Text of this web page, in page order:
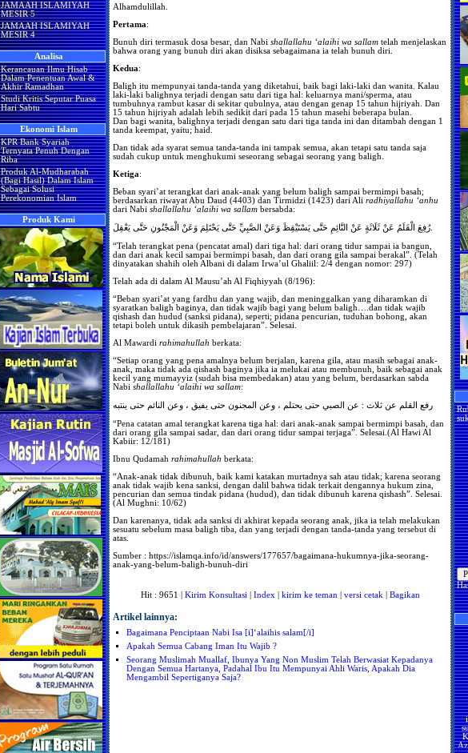
JAMAAH ISLAMIYAH
MESIR 5
JAMAAH ISLAMIYAH
MESIR 4
Analisa
Kerancauan Ilmu Hisab
Dalam Penentuan Awal &
Akhir Ramadhan
Studi Kritis Seputar Puasa
Hari Sabtu
Ekonomi Islam
KPR Bank Syariah
Ternyata Penuh Dengan
Riba
Produk Al-Mudharabah
(Bagi Hasil) Dalam Islam
Sebagai Solusi
Perekonomian Islam
Produk Kami
Alhamdulillah.
Pertama:
Bunuh diri termasuk dosa besar, dan Nabi shallallahu ‘alaihi wa sallam telah menjelaskan
bahwa orang yang bunuh diri akan disiksa sebagaimana ia telah bunuh diri.
Kedua:
Baligh itu mempunyai tanda-tanda yang diketahui, baik bagi laki-laki dan wanita. Kalau
laki-laki balighnya terjadi dengan satu dari tiga hal: keluarnya mani/sperma, atau
tumbuhnya rambut kasar di sekitar qubulnya, atau dengan genap 15 tahun hijriyah. Dan
15 tahun hijriyah adalah lebih sedikit dari pada 15 tahun masehi beberapa bulan.
Dan bagi wanita, balighnya terjadi dengan satu dari tiga tanda ini dan ditambah dengan 1
tanda keempat, yaitu; haid.
Dan tidak ada syarat semua tanda-tanda ini tampak semua, akan tetapi satu tanda saja
sudah cukup untuk menghukumi seseorang sebagai seorang yang baligh.
Ketiga:
Beban syari’at terangkat dari anak-anak yang belum baligh sampai bermimpi basah;
berdasarkan riwayat Abu Daud (4403) dan Tirmidzi (1423) dari Ali radhiyallahu ‘anhu
dari Nabi shallallahu ‘alaihi wa sallam bersabda:
رُفِعَ الْقَلَمُ عَنْ ثَلَاثَةٍ عَنْ النَّائِمِ حَتَّى يَسْتَيْقِظَ وَعَنْ الصَّبِيِّ حَتَّى يَحْتَلِمَ وَعَنْ الْمَجْنُونِ حَتَّى يَعْقِلَ.
“Telah terangkat pena (pencatat amal) dari tiga hal: dari orang tidur sampai ia bangun,
dan dari anak kecil sampai bermimpi basah, dan dari orang gila sampai berakal”. (Telah
dinyatakan shahih oleh Albani di dalam Irwa’ul Ghaliil: 2/4 dengan nomor: 297)
Telah ada di dalam Al Mausu’ah Al Fiqhiyyah (8/196):
“Beban syari’at yang fardhu dan yang wajib, dan meninggalkan yang diharamkan di
syaratkan baligh baginya, dan tidak wajib bagi yang belum baligh….dan tidak wajib
qishash dan hudud (sanksi pidana), seperti; pidana pencurian, tuduhan bohong, akan
tetapi boleh untuk dikasih pembelajaran”. Selesai.
Al Mawardi rahimahullah berkata:
“Setiap orang yang pena amalnya belum berjalan, karena gila, atau masih sebagai anak-
anak, maka tidak ada qishash baginya jika ia melukai atau membunuh, baik sebagai anak
kecil yang mumayyiz (sudah bisa membedakan) atau yang belum, berdasarkan sabda
Nabi shallallahu ‘alaihi wa sallam:
رفع القلم عن ثلاث : عن الصبي حتى يحتلم ، وعن المجنون حتى يفيق ، وعن النائم حتى ينتبه
“Pena catatan amal terangkat karena tiga hal: dari anak-anak sampai bermimpi basah, dan
dari orang gila sampai sadar, dan dari orang tidur sampai terjaga”. Selesai.(Al Hawi Al
Kabiir: 12/181)
Ibnu Qudamah rahimahullah berkata:
“Anak-anak tidak dibunuh, baik kami katakan murtadnya sah atau tidak; karena seorang
anak tidak wajib kena sanksi, dengan dalil bahwa tidak terkait dengannya hukum zina,
pencurian dan semua tindak pidana (hudud), dan tidak dibunuh karena qishash”. Selesai.
(Al Mughni: 10/62)
Dan karenanya, tidak ada sanksi di akhirat kepada seorang anak, jika ia telah melakukan
sesuatu sebelum masa baligh tiba, dan yang terjadi dengan tanda-tanda yang tersebut di
atas.
Sumber : https://islamqa.info/id/answers/177657/bagaimana-hukumnya-jika-seorang-
anak-yang-belum-baligh-bunuh-diri
Hit : 9651 | Kirim Konsultasi Index kirim ke teman versi cetak Bagikan
Artikel lainnya:
Bagaimana Penciptaan Nabi Isa [i]‘alaihis salam[/i]
Apakah Semua Cabang Iman Itu Wajib ?
Seorang Muslimah Muallaf, Ibunya Yang Non Muslim Telah Berwasiat Kepadanya
Dengan Semua Hartanya, Padahal Ibu Itu Mempunyai Ahli Waris, Apakah Dia
Mengambil Sepertiganya Saja?